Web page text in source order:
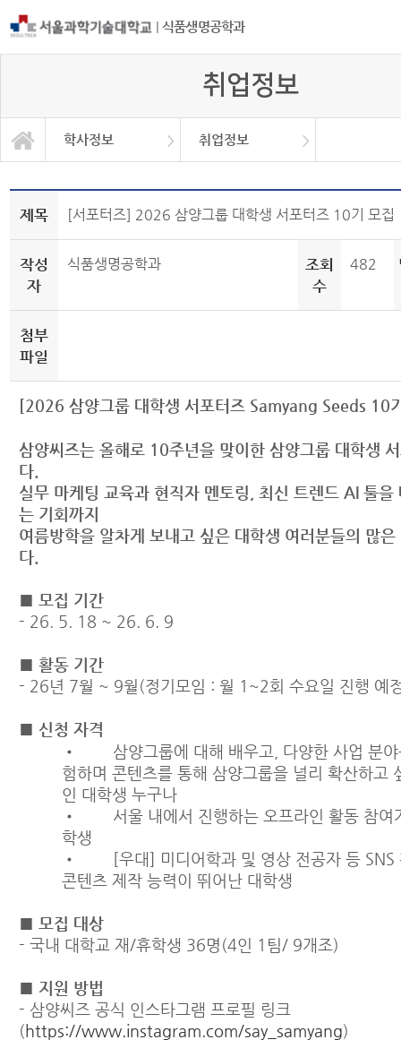
| 식품생명공학과
취업정보
학사정보 취업정보
학과소개
교과과정
학사정보
대학원
정보광장
커뮤니티
학사일정
공지사항
자유게시판
취업정보
Q&A
제목 [서포터즈] 2026 삼양그룹 대학생 서포터즈 10기 모집
작성
자
식품생명공학과
조회
수
482
첨부
파일
[2026 삼양그룹 대학생 서포터즈 Samyang Seeds 10
삼양씨즈는 올해로 10주년을 맞이한 삼양그룹 대학생
다.
실무 마케팅 교육과 현직자 멘토링, 최신 트렌드 AI 툴을
는 기회까지
여름방학을 알차게 보내고 싶은 대학생 여러분들의 많
다.
■ 모집 기간
- 26. 5. 18 ~ 26. 6. 9
■ 활동 기간
- 26년 7월 ~ 9월(정기모임 : 월 1~2회 수요일 진행 예
■ 신청 자격
• 삼양그룹에 대해 배우고, 다양한 사업 분야
험하며 콘텐츠를 통해 삼양그룹을 널리 확산하고
인 대학생 누구나
• 서울 내에서 진행하는 오프라인 활동 참여
학생
• [우대] 미디어학과 및 영상 전공자 등 SNS
콘텐츠 제작 능력이 뛰어난 대학생
■ 모집 대상
-국내 대학교 재/휴학생 36명(4인 1팀/ 9개조)
■ 지원 방법
- 삼양씨즈 공식 인스타그램 프로필 링크
(https://www.instagram.com/say_samyang)